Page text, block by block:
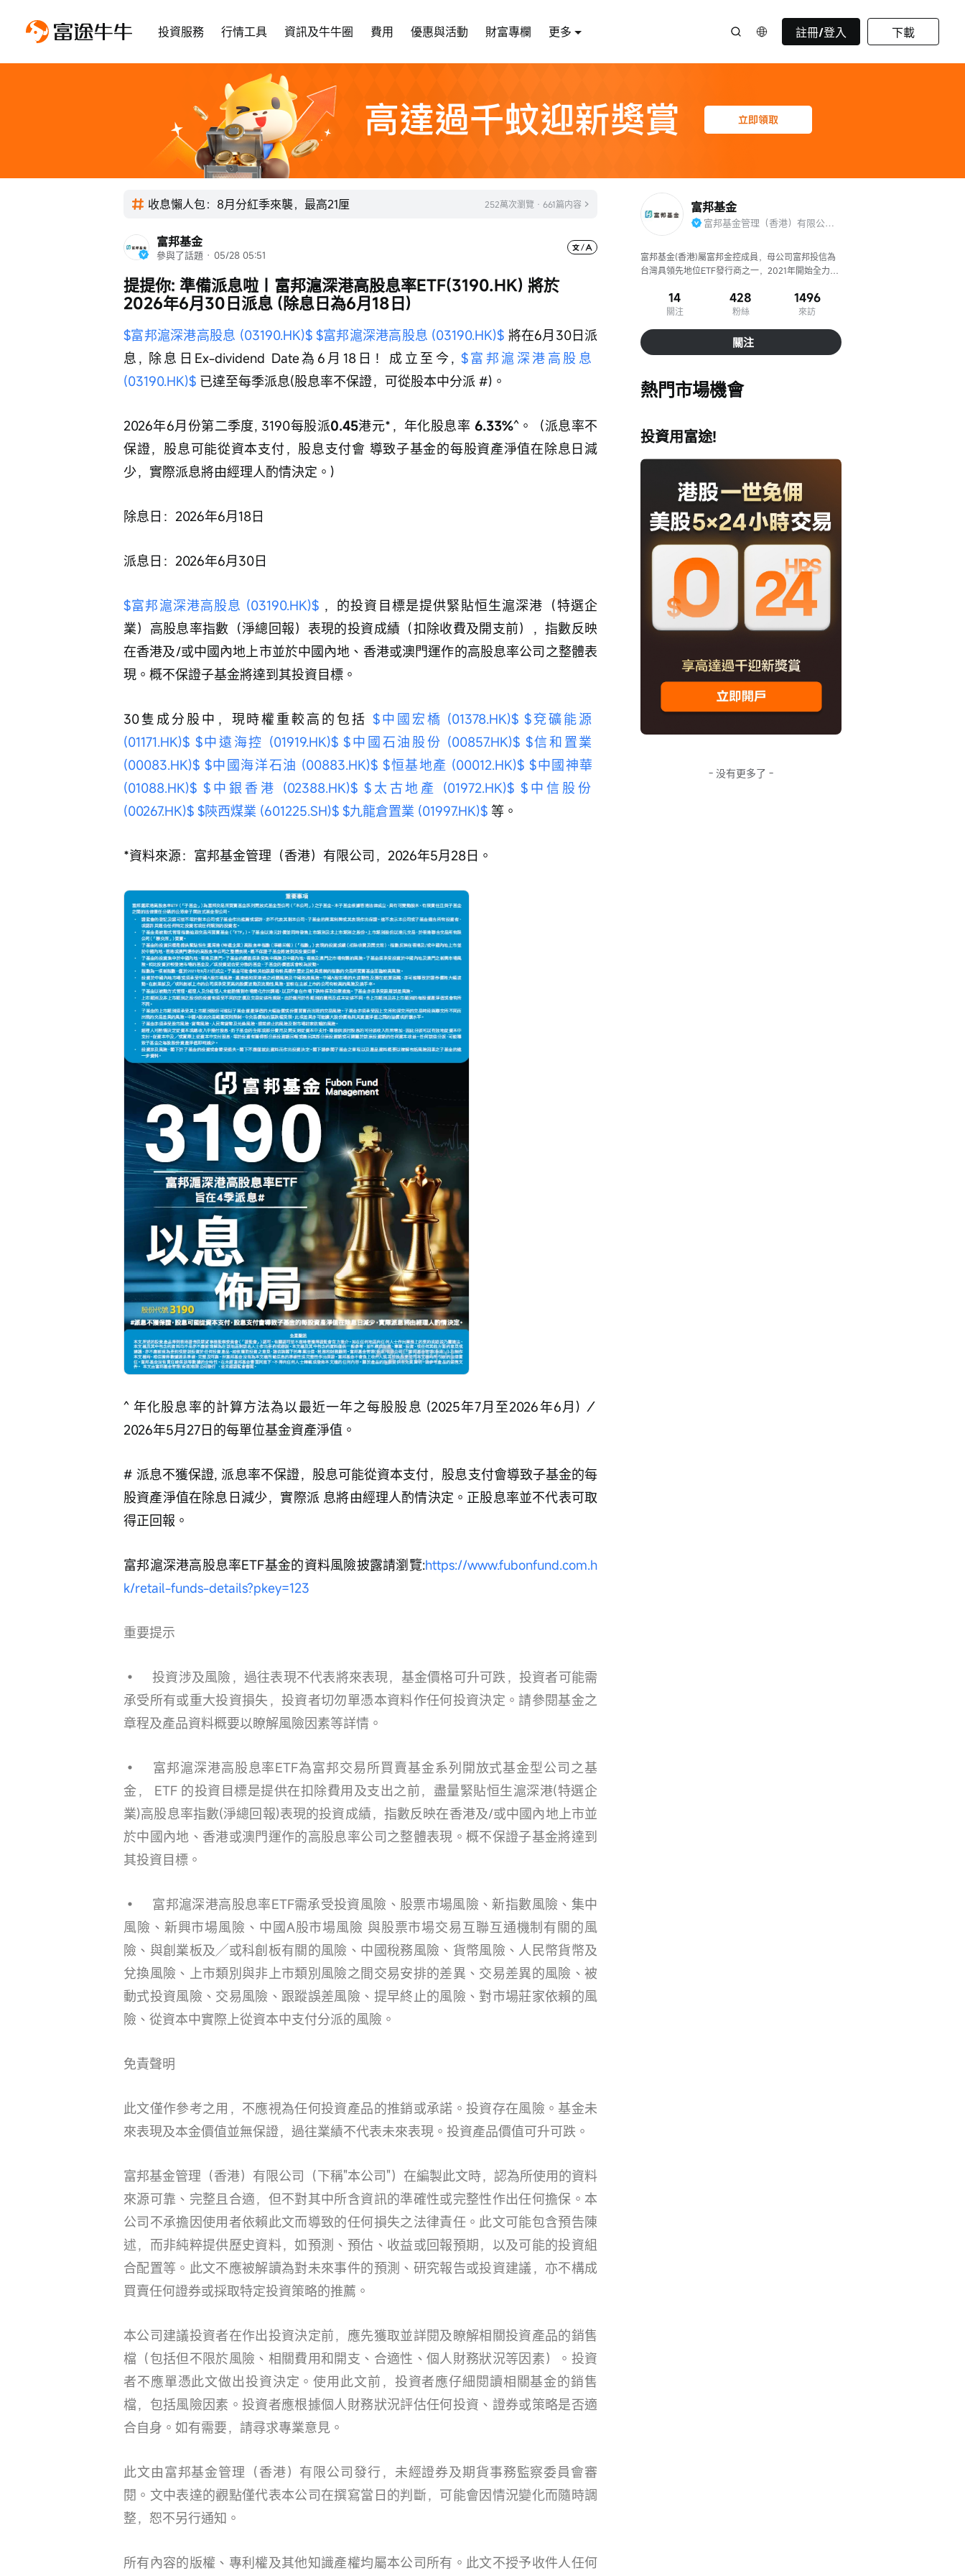
投資服務 行情工具 資訊及牛牛圈 費用 優惠與活動 財富專欄 更多 註冊/登入 下載
收息懶人包：8月分紅季來襲，最高21厘 252萬次瀏覽 · 661篇内容
富邦基金
參與了話題 · 05/28 05:51
提提你: 準備派息啦｜富邦滬深港高股息率ETF(3190.HK) 將於
2026年6月30日派息 (除息日為6月18日)
$富邦滬深港高股息 (03190.HK)$ $富邦滬深港高股息 (03190.HK)$ 將在6月30日派
息, 除息日Ex-dividend Date為6月18日！成立至今, $富邦滬深港高股息
(03190.HK)$ 已達至每季派息(股息率不保證，可從股本中分派 #)。
2026年6月份第二季度, 3190每股派0.45港元*，年化股息率 6.33%^。  (派息率不
保證，股息可能從資本支付，股息支付會 導致子基金的每股資產淨值在除息日減
少，實際派息將由經理人酌情決定。)
除息日：2026年6月18日
派息日：2026年6月30日
$富邦滬深港高股息 (03190.HK)$ ，的投資目標是提供緊貼恒生滬深港（特選企
業）高股息率指數（淨總回報）表現的投資成績（扣除收費及開支前），指數反映
在香港及/或中國內地上市並於中國內地、香港或澳門運作的高股息率公司之整體表
現。概不保證子基金將達到其投資目標。
30隻成分股中，現時權重較高的包括 $中國宏橋 (01378.HK)$ $兗礦能源
(01171.HK)$ $中遠海控 (01919.HK)$ $中國石油股份 (00857.HK)$ $信和置業
(00083.HK)$ $中國海洋石油 (00883.HK)$ $恒基地產 (00012.HK)$ $中國神華
(01088.HK)$ $中銀香港 (02388.HK)$ $太古地產 (01972.HK)$ $中信股份
(00267.HK)$ $陝西煤業 (601225.SH)$ $九龍倉置業 (01997.HK)$ 等。
*資料來源：富邦基金管理（香港）有限公司，2026年5月28日。
^ 年化股息率的計算方法為以最近一年之每股股息 (2025年7月至2026年6月) ／
2026年5月27日的每單位基金資產淨值。
# 派息不獲保證, 派息率不保證，股息可能從資本支付，股息支付會導致子基金的每
股資產淨值在除息日減少，實際派 息將由經理人酌情決定。正股息率並不代表可取
得正回報。
富邦滬深港高股息率ETF基金的資料風險披露請瀏覽:https://www.fubonfund.com.h
k/retail-funds-details?pkey=123
重要提示
•	投資涉及風險，過往表現不代表將來表現，基金價格可升可跌，投資者可能需
承受所有或重大投資損失，投資者切勿單憑本資料作任何投資決定。請參閱基金之
章程及產品資料概要以瞭解風險因素等詳情。
•	富邦滬深港高股息率ETF為富邦交易所買賣基金系列開放式基金型公司之基
金， ETF 的投資目標是提供在扣除費用及支出之前，盡量緊貼恒生滬深港(特選企
業)高股息率指數(淨總回報)表現的投資成績，指數反映在香港及/或中國內地上市並
於中國內地、香港或澳門運作的高股息率公司之整體表現。概不保證子基金將達到
其投資目標。
•	富邦滬深港高股息率ETF需承受投資風險、股票市場風險、新指數風險、集中
風險、新興市場風險、中國A股市場風險 與股票市場交易互聯互通機制有關的風
險、與創業板及╱或科創板有關的風險、中國稅務風險、貨幣風險、人民幣貨幣及
兌換風險、上市類別與非上市類別風險之間交易安排的差異、交易差異的風險、被
動式投資風險、交易風險、跟蹤誤差風險、提早終止的風險、對市場莊家依賴的風
險、從資本中實際上從資本中支付分派的風險。
免責聲明
此文僅作參考之用，不應視為任何投資產品的推銷或承諾。投資存在風險。基金未
來表現及本金價值並無保證，過往業績不代表未來表現。投資產品價值可升可跌。
富邦基金管理（香港）有限公司（下稱"本公司"）在編製此文時，認為所使用的資料
來源可靠、完整且合適，但不對其中所含資訊的準確性或完整性作出任何擔保。本
公司不承擔因使用者依賴此文而導致的任何損失之法律責任。此文可能包含預告陳
述，而非純粹提供歷史資料，如預測、預估、收益或回報預期，以及可能的投資組
合配置等。此文不應被解讀為對未來事件的預測、研究報告或投資建議，亦不構成
買賣任何證券或採取特定投資策略的推薦。
本公司建議投資者在作出投資決定前，應先獲取並詳閱及瞭解相關投資產品的銷售
檔（包括但不限於風險、相關費用和開支、合適性、個人財務狀況等因素）。投資
者不應單憑此文做出投資決定。使用此文前，投資者應仔細閱讀相關基金的銷售
檔，包括風險因素。投資者應根據個人財務狀況評估任何投資、證券或策略是否適
合自身。如有需要，請尋求專業意見。
此文由富邦基金管理（香港）有限公司發行，未經證券及期貨事務監察委員會審
閱。文中表達的觀點僅代表本公司在撰寫當日的判斷，可能會因情況變化而隨時調
整，恕不另行通知。
所有內容的版權、專利權及其他知識產權均屬本公司所有。此文不授予收件人任何
富邦基金
富邦基金管理（香港）有限公司官方賬號
富邦基金(香港)屬富邦金控成員，母公司富邦投信為
台灣具領先地位ETF發行商之一，2021年開始全力進
14
關注
428
粉絲
1496
來訪
關注
熱門市場機會
投資用富途!
- 没有更多了 -